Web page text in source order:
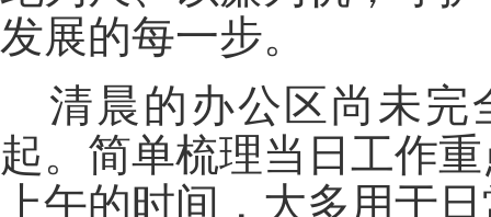
发展的每一步。
清晨的办公区尚未
起。简单梳理当日工作
上午的时间，大多用于